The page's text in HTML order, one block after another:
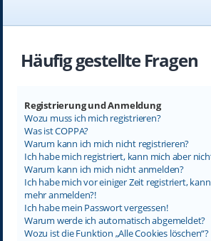
Häufig gestellte Fragen
Registrierung und Anmeldung
Wozu muss ich mich registrieren?
Was ist COPPA?
Warum kann ich mich nicht registrieren?
Ich habe mich registriert, kann mich aber
Warum kann ich mich nicht anmelden?
Ich habe mich vor einiger Zeit registriert,
mehr anmelden?!
Ich habe mein Passwort vergessen!
Warum werde ich automatisch abgemeldet?
Wozu ist die Funktion „Alle Cookies löschen“?